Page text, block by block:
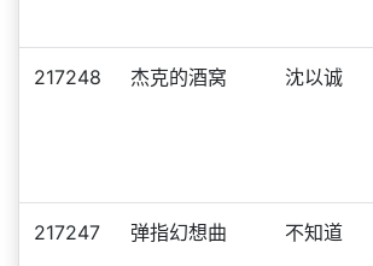
217248 杰克的酒窝 沈以诚
217247 弹指幻想曲 不知道